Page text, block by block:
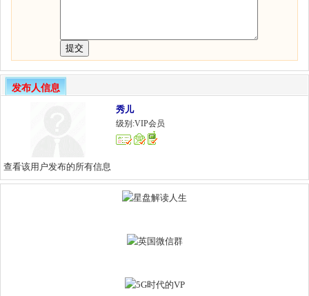
发布人信息
秀儿
级别:VIP会员
查看该用户发布的所有信息